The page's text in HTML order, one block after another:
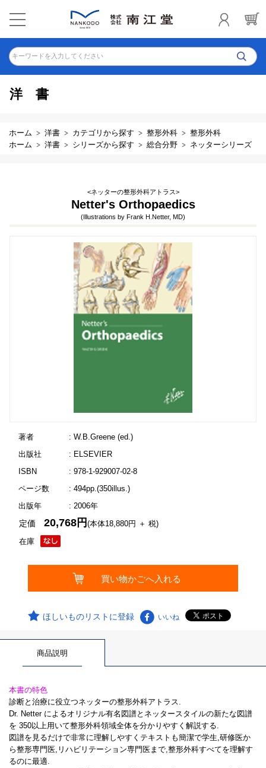
キーワードを入力してください
洋書
ホーム 洋書 カテゴリから探す 整形外科
整形外科
ホーム
洋書 シリーズから探す 総合分野 ネッターシリーズ
<ネッターの整形外科アトラス>
Netter's Orthopaedics
(Illustrations by Frank H.Netter, MD)
著者
: W.B.Greene (ed.)
出版社
: ELSEVIER
ISBN
: 978-1-929007-02-8
ページ数
: 494pp.(350illus.)
出版年
: 2006年
在庫
定価20,768円(本体18,880円 ＋ 税)
ほしいものリストに登録 いいね
商品説明
本書の特色
診断と治療に役立つネッターの整形外科アトラス.
Dr. Netter によるオリジナル有名図譜とネッタースタイルの新たな図譜
を 350以上用いて整形外科領域全体を分かりやすく解説する.
図譜を見るだけで非常に理解しやすくテキストも簡潔で学生,研修医か
ら整形専門医,リハビリテーション専門医まで,整形外科すべてを理解す
るのに最適.